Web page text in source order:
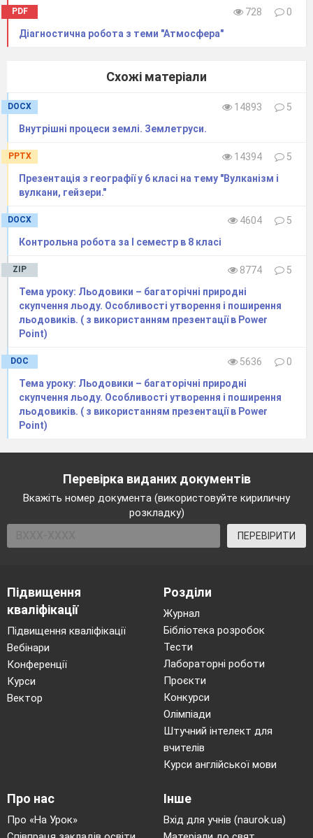
PDF 728
0
Діагностична робота з теми "Атмосфера"
Схожі матеріали
DOCX 14893
5
Внутрішні процеси землі. Землетруси.
PPTX 14394
5
Презентація з географії у 6 класі на тему "Вулканізм і
вулкани, гейзери."
DOCX 4604
5
Контрольна робота за I семестр в 8 класі
ZIP 8774
5
Тема уроку: Льодовики – багаторічні природні
скупчення льоду. Особливості утворення і поширення
льодовиків. ( з використанням презентації в Power
Point)
DOC 5636
0
Тема уроку: Льодовики – багаторічні природні
скупчення льоду. Особливості утворення і поширення
льодовиків. ( з використанням презентації в Power
Point)
Перевірка виданих документів
Вкажіть номер документа (використовуйте кириличну
розкладку)
ПЕРЕВІРИТИ
Підвищення
кваліфікації
Підвищення кваліфікації
Вебінари
Конференції
Курси
Вектор
Розділи
Журнал
Бібліотека розробок
Тести
Лабораторні роботи
Проєкти
Конкурси
Олімпіади
Штучний інтелект для
вчителів
Курси англійської мови
Про нас
Про «На Урок»
Інше
Вхід для учнів (naurok.ua)